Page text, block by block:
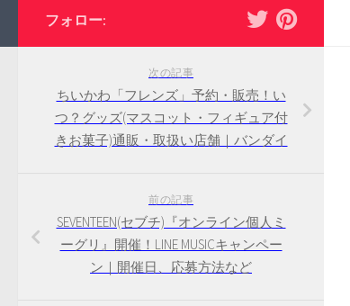
フォロー:
次の記事
ちいかわ「フレンズ」予約・販売！い
つ？グッズ(マスコット・フィギュア付
きお菓子)通販・取扱い店舗｜バンダイ
前の記事
SEVENTEEN(セブチ)『オンライン個人ミ
ーグリ』開催！LINE MUSICキャンペー
ン｜開催日、応募方法など